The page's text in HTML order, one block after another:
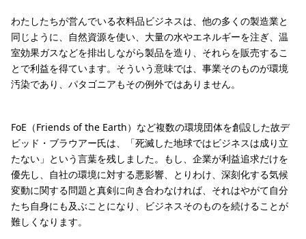
わたしたちが営んでいる衣料品ビジネスは、他の多くの製造業と
同じように、自然資源を使い、大量の水やエネルギーを注ぎ、温
室効果ガスなどを排出しながら製品を造り、それらを販売するこ
とで利益を得ています。そういう意味では、事業そのものが環境
汚染であり、パタゴニアもその例外ではありません。
FoE（Friends of the Earth）など複数の環境団体を創設した故デ
ビッド・ブラウアー氏は、「死滅した地球ではビジネスは成り立
たない」という言葉を残しました。もし、企業が利益追求だけを
優先し、自社の環境に対する悪影響、とりわけ、深刻化する気候
変動に関する問題と真剣に向き合わなければ、それはやがて自分
たち自身にも及ぶことになり、ビジネスそのものを続けることが
難しくなります。